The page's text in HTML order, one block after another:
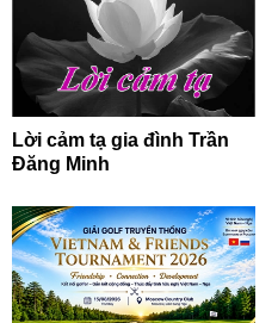
Lời cảm tạ gia đình Trần
Đăng Minh